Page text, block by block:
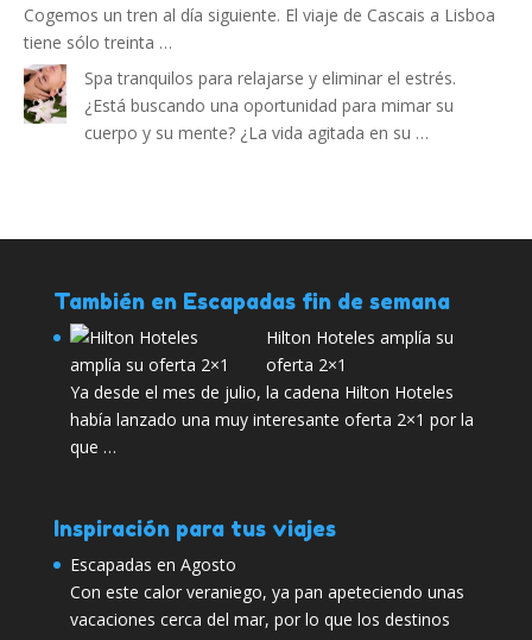
Cogemos un tren al día siguiente. El viaje de Cascais a Lisboa
tiene sólo treinta …
Spa tranquilos para relajarse y eliminar el estrés.
¿Está buscando una oportunidad para mimar su
cuerpo y su mente? ¿La vida agitada en su …
También en Escapadas fin de semana
Hilton Hoteles amplía su
oferta 2×1
Ya desde el mes de julio, la cadena Hilton Hoteles
había lanzado una muy interesante oferta 2×1 por la
que …
Inspiración para tus viajes
Escapadas en Agosto
Con este calor veraniego, ya pan apeteciendo unas
vacaciones cerca del mar, por lo que los destinos